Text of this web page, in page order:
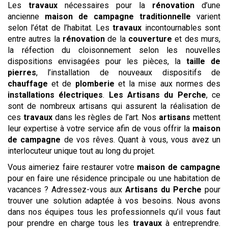
Les travaux nécessaires pour la rénovation d’une
ancienne maison de campagne traditionnelle varient
selon l’état de l’habitat. Lestravaux incontournables sont
entre autres la rénovation de la couverture et des murs,
la réfection du cloisonnement selon les nouvelles
dispositions envisagées pour les pièces, lataille de
pierres, l’installation de nouveaux dispositifs de
chauffage et de plomberie et la mise aux normes des
installations électriques. Les Artisans du Perche, ce
sont de nombreux artisans qui assurent la réalisation de
ces travauxdans les règles de l’art. Nos artisans mettent
leur expertise à votre service afin de vous offrir la maison
de campagne de vos rêves. Quant à vous, vous avez un
interlocuteur unique tout au long du projet.
Vous aimeriez faire restaurer votre maison de campagne
pour en faire une résidence principale ou une habitation de
vacances ? Adressez-vous aux Artisans du Perche pour
trouver une solution adaptée à vos besoins. Nous avons
dans nos équipes tous les professionnels qu’il vous faut
pour prendre en charge tous les travauxà entreprendre.